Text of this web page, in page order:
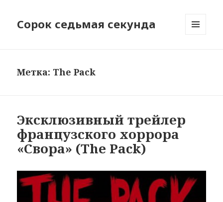
Сорок седьмая секунда
Метка: The Pack
Эксклюзивный трейлер
французского хоррора
«Свора» (The Pack)